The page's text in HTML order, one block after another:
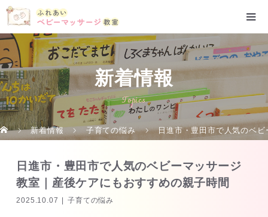
新着情報
Topics
新着情報 子育ての悩み 日進市・豊田市で人気のベ
日進市・豊田市で人気のベビーマッサージ
教室｜産後ケアにもおすすめの親子時間
2025.10.07 子育ての悩み